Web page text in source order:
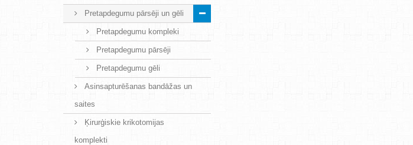
Pretapdegumu pārsēji un gēli
Pretapdegumu kompleki
Pretapdegumu pārsēji
Pretapdegumu gēli
Asinsapturēšanas bandāžas un
saites
Ķirurģiskie krikotomijas
komplekti